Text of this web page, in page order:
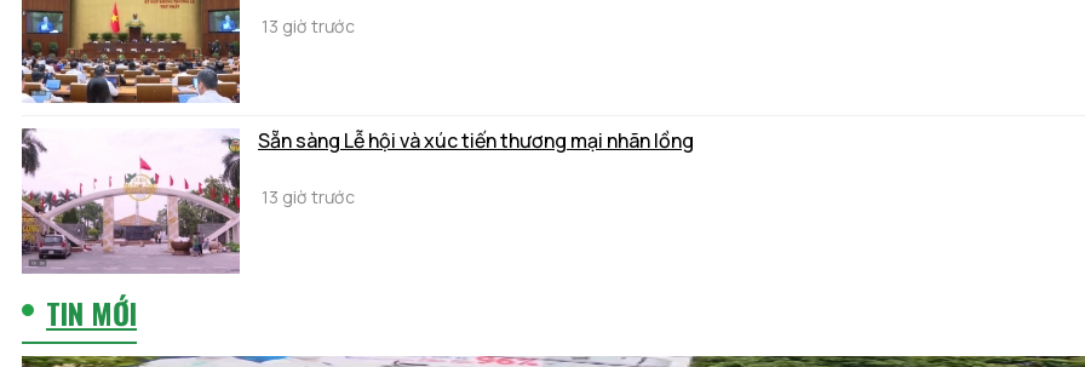
13 giờ trước
Sẵn sàng Lễ hội và xúc tiến thương mại nhãn lồng
13 giờ trước
TIN MỚI